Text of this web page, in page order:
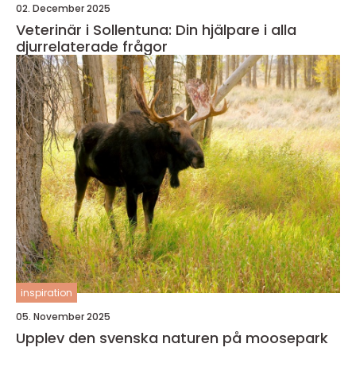
02. December 2025
Veterinär i Sollentuna: Din hjälpare i alla
djurrelaterade frågor
inspiration
05. November 2025
Upplev den svenska naturen på moosepark